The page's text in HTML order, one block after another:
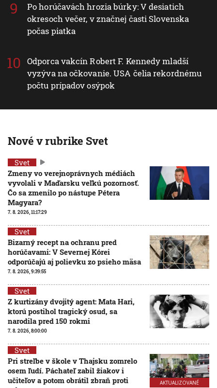
Po horúčavách hrozia búrky: V desiatich
okresoch večer, v značnej časti Slovenska
počas piatka
Odporca vakcín Robert F. Kennedy mladší
vyzýva na očkovanie. USA čelia rekordnému
počtu prípadov osýpok
Nové v rubrike Svet
Svet
Zmeny vo verejnoprávnych médiách
vyvolali v Maďarsku veľkú pozornosť.
Čo sa zmenilo po nástupe Pétera
Magyara?
7. 8. 2026, 11:17:29
Svet
Bizarný recept na ochranu pred
horúčavami: V Severnej Kórei
odporúčajú aj polievku zo psieho mäsa
7. 8. 2026, 9:39:55
Svet
Z kurtizány dvojitý agent: Mata Hari,
ktorú postihol tragický osud, sa
narodila pred 150 rokmi
7. 8. 2026, 8:00:00
AKTUALIZOVANÉ
Svet
Pri streľbe v škole v Thajsku zomrelo
osem ľudí. Páchateľ zabil žiakov i
učiteľov a potom obrátil zbraň proti